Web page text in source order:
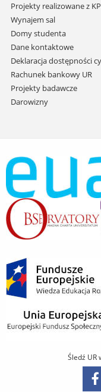
Projekty realizowane z
Wynajem sal
Domy studenta
Dane kontaktowe
Deklaracja dostępności
Rachunek bankowy UR
Projekty badawcze
Darowizny
Śledź UR